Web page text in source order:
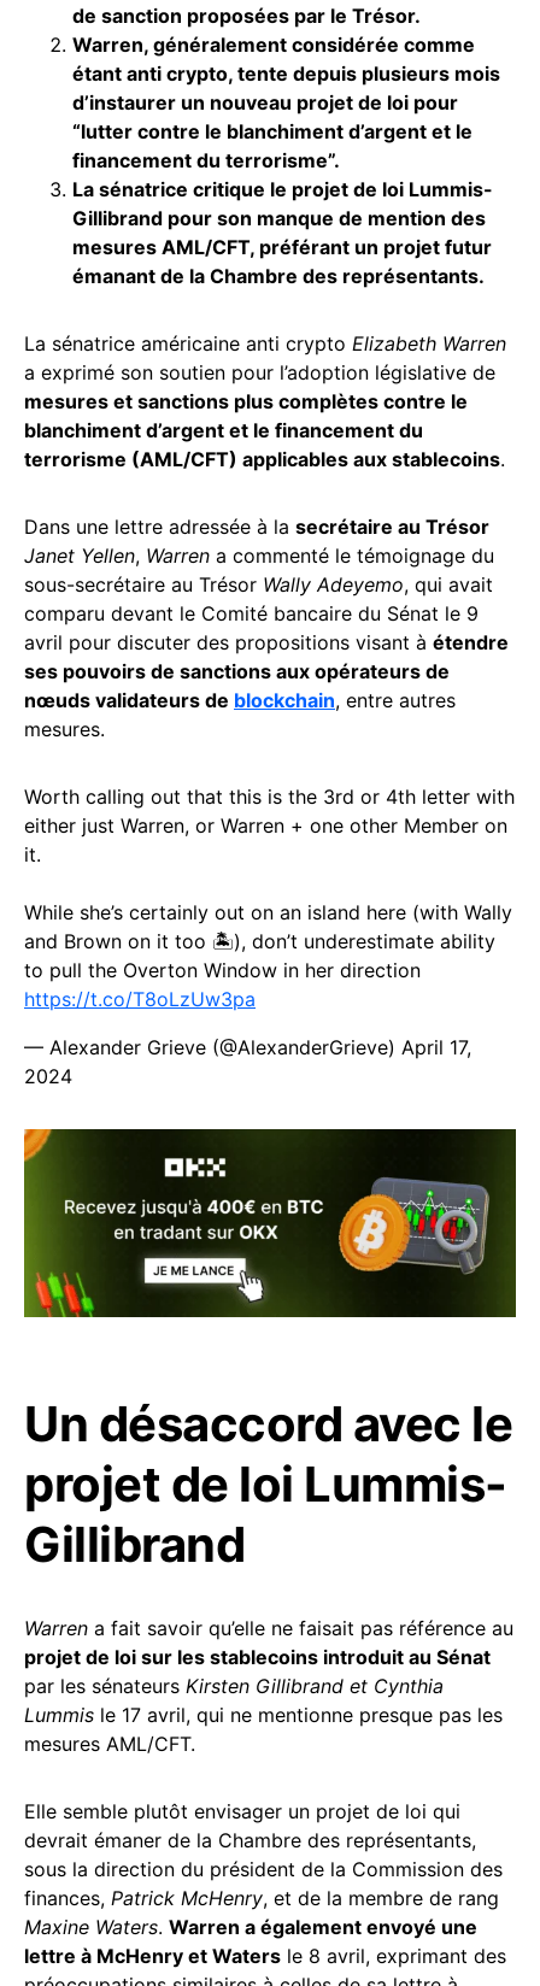
de sanction proposées par le Trésor.
Warren, généralement considérée comme
étant anti crypto, tente depuis plusieurs mois
d’instaurer un nouveau projet de loi pour
“lutter contre le blanchiment d’argent et le
financement du terrorisme”.
La sénatrice critique le projet de loi Lummis-
Gillibrand pour son manque de mention des
mesures AML/CFT, préférant un projet futur
émanant de la Chambre des représentants.
La sénatrice américaine anti crypto Elizabeth Warren
a exprimé son soutien pour l’adoption législative de
mesures et sanctions plus complètes contre le
blanchiment d’argent et le financement du
terrorisme (AML/CFT) applicables aux stablecoins.
Dans une lettre adressée à la secrétaire au Trésor
Janet Yellen, Warren a commenté le témoignage du
sous-secrétaire au Trésor Wally Adeyemo, qui avait
comparu devant le Comité bancaire du Sénat le 9
avril pour discuter des propositions visant à étendre
ses pouvoirs de sanctions aux opérateurs de
nœuds validateurs de blockchain, entre autres
mesures.
Worth calling out that this is the 3rd or 4th letter with
either just Warren, or Warren + one other Member on
it.
While she’s certainly out on an island here (with Wally
and Brown on it too 🏝️), don’t underestimate ability
to pull the Overton Window in her direction
https://t.co/T8oLzUw3pa
— Alexander Grieve (@AlexanderGrieve) April 17,
2024
Un désaccord avec le
projet de loi Lummis-
Gillibrand
Warren a fait savoir qu’elle ne faisait pas référence au
projet de loi sur les stablecoins introduit au Sénat
par les sénateurs Kirsten Gillibrand et Cynthia
Lummis le 17 avril, qui ne mentionne presque pas les
mesures AML/CFT.
Elle semble plutôt envisager un projet de loi qui
devrait émaner de la Chambre des représentants,
sous la direction du président de la Commission des
finances, Patrick McHenry, et de la membre de rang
Maxine Waters. Warren a également envoyé une
lettre à McHenry et Waters le 8 avril, exprimant des